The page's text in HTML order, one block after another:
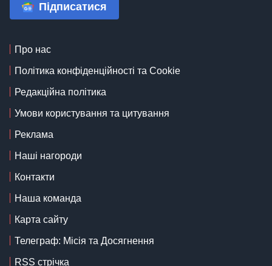
Підписатися
Про нас
Політика конфіденційності та Cookie
Редакційна політика
Умови користування та цитування
Реклама
Наші нагороди
Контакти
Наша команда
Карта сайту
Телеграф: Місія та Досягнення
RSS стрічка